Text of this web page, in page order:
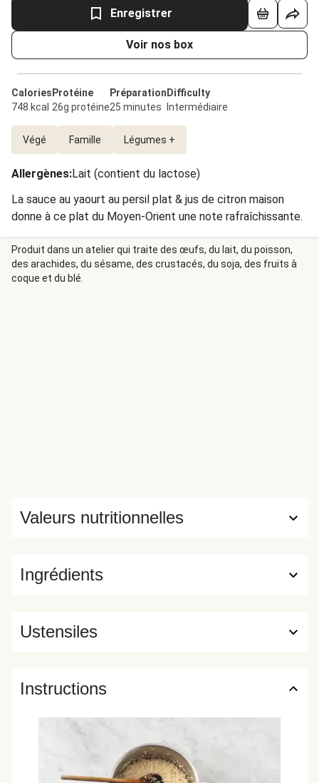
Enregistrer
Voir nos box
Calories
748 kcal
Protéine
26g protéine
Préparation
25 minutes
Difficulty
Intermédiaire
Végé Famille Légumes +
Allergènes:Lait (contient du lactose)
La sauce au yaourt au persil plat & jus de citron maison
donne à ce plat du Moyen-Orient une note rafraîchissante.
Produit dans un atelier qui traite des œufs, du lait, du poisson,
des arachides, du sésame, des crustacés, du soja, des fruits à
coque et du blé.
Ingrédients
Valeurs nutritionnelles
Ustensiles
Instructions